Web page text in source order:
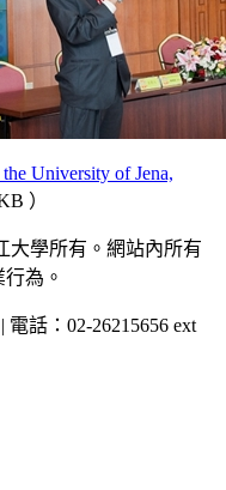
University of Jena,
）
大學所有。網站內所有
為。
電話：02-26215656 ext